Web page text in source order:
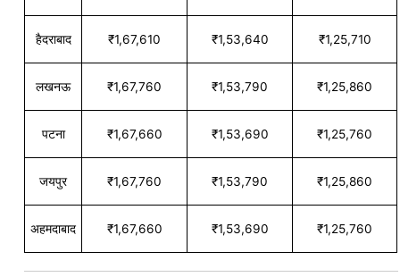
हैदराबाद ₹1,67,610 ₹1,53,640 ₹1,25,710
लखनऊ ₹1,67,760 ₹1,53,790 ₹1,25,860
पटना ₹1,67,660 ₹1,53,690 ₹1,25,760
जयपुर ₹1,67,760 ₹1,53,790 ₹1,25,860
अहमदाबाद ₹1,67,660 ₹1,53,690 ₹1,25,760